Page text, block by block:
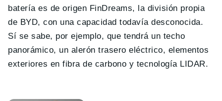
batería es de origen FinDreams, la división propia
de BYD, con una capacidad todavía desconocida.
Sí se sabe, por ejemplo, que tendrá un techo
panorámico, un alerón trasero eléctrico, elementos
exteriores en fibra de carbono y tecnología LIDAR.